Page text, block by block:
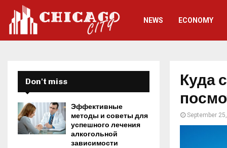
NEWS ECONOMY
Куда
September
Don't miss
Эффективные
методы и советы для
успешного лечения
алкогольной
зависимости